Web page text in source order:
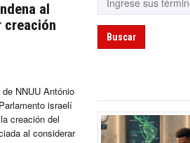
al
creación
NNUU António
israelí
creación del
al considerar
Buscar